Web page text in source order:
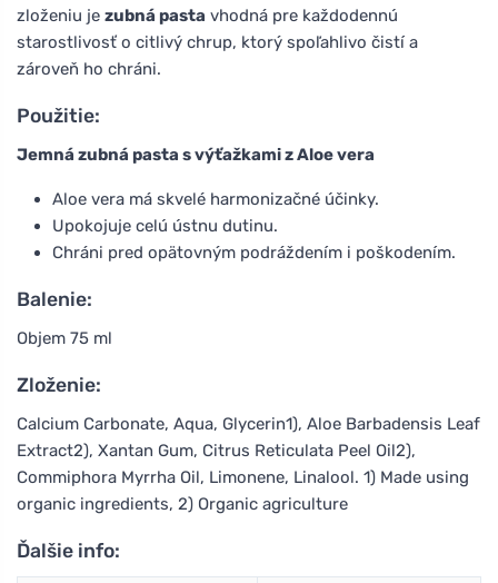
zloženiu je zubná pasta vhodná pre každodennú
starostlivosť o citlivý chrup, ktorý spoľahlivo čistí a
zároveň ho chráni.
Použitie:
Jemná zubná pasta s výťažkami z Aloe vera
Aloe vera má skvelé harmonizačné účinky.
Upokojuje celú ústnu dutinu.
Chráni pred opätovným podráždením i poškodením.
Balenie:
Objem 75 ml
Zloženie:
Calcium Carbonate, Aqua, Glycerin1), Aloe Barbadensis Leaf
Extract2), Xantan Gum, Citrus Reticulata Peel Oil2),
Commiphora Myrrha Oil, Limonene, Linalool. 1) Made using
organic ingredients, 2) Organic agriculture
Ďalšie info: